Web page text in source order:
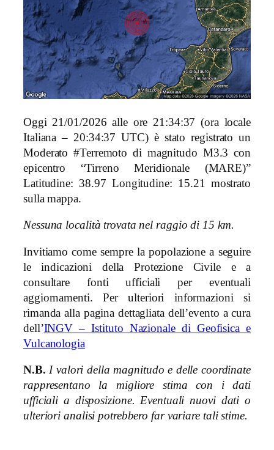
Oggi 21/01/2026 alle ore 21:34:37 (ora locale
Italiana – 20:34:37 UTC) è stato registrato un
Moderato #Terremoto di magnitudo M3.3 con
epicentro “Tirreno Meridionale (MARE)”
Latitudine: 38.97 Longitudine: 15.21 mostrato
sulla mappa.
Nessuna località trovata nel raggio di 15 km.
Invitiamo come sempre la popolazione a seguire
le indicazioni della Protezione Civile e a
consultare fonti ufficiali per eventuali
aggiornamenti. Per ulteriori informazioni si
rimanda alla pagina dettagliata dell’evento a cura
dell’INGV – Istituto Nazionale di Geofisica e
Vulcanologia
N.B. I valori della magnitudo e delle coordinate
rappresentano la migliore stima con i dati
ufficiali a disposizione. Eventuali nuovi dati o
ulteriori analisi potrebbero far variare tali stime.